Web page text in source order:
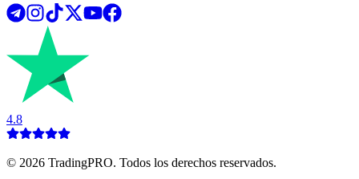
4.8
© 2026 TradingPRO. Todos los derechos reservados.